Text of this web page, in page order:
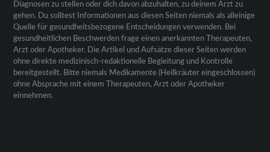
Diagnosen zu stellen oder dich davon abzuhalten, zu deinem Arzt zu
gehen. Du solltest Informationen aus diesen Seiten niemals als alleinige
Quelle für gesundheitsbezogene Entscheidungen verwenden. Bei
gesundheitlichen Beschwerden frage einen anerkannten Therapeuten,
Arzt oder Apotheker. Die Artikel und Aufsätze dieser Seiten werden
ohne direkte medizinisch-redaktionelle Begleitung und Kontrolle
bereitgestellt. Bitte niemals Medikamente (Heilkräuter eingeschlossen)
ohne Absprache mit einem Therapeuten, Arzt oder Apotheker
einnehmen.